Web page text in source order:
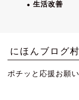
生活改善
にほんブログ
ポチッと応援お願